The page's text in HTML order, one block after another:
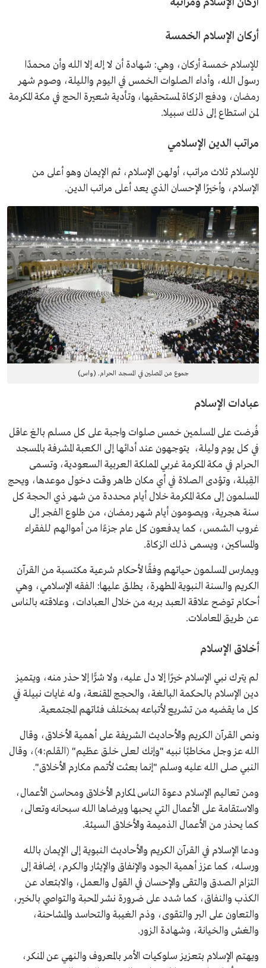
أركان الإسلام الخمسة
للإسلام خمسة أركان، وهي: شهادة أن لا إله إلا الله وأن محمدًا
رسول الله، وأداء الصلوات الخمس في اليوم والليلة، وصوم شهر
رمضان، ودفع الزكاة لمستحقيها، وتأدية شعيرة الحج في مكة المكرمة
لمن استطاع إلى ذلك سبيلا.
مراتب الدين الإسلامي
للإسلام ثلاث مراتب، أولهن الإسلام، ثم الإيمان وهو أعلى من
الإسلام، وأخيرًا الإحسان الذي يعد أعلى مراتب الدين.
جموع من المصلين في المسجد الحرام. (واس)
عبادات الإسلام
فُرضت على المسلمين خمس صلوات واجبة على كل مسلم بالغ عاقل
في كل يوم وليلة، يتوجهون عند أدائها إلى الكعبة المشرفة بالمسجد
الحرام في مكة المكرمة غربي المملكة العربية السعودية، وتسمى
القِبلة، وتؤدى الصلاة في أي مكان طاهر وقت دخول موعدها، ويحج
المسلمون إلى مكة المكرمة خلال أيام محددة من شهر ذي الحجة كل
سنة هجرية، ويصومون أيام شهر رمضان، من طلوع الفجر إلى
غروب الشمس، كما يدفعون كل عام جزءًا من أموالهم للفقراء
والمساكين، ويسمى ذلك الزكاة.
ويمارس المسلمون حياتهم وفقًا لأحكام شرعية مكتسبة من القرآن
الكريم والسنة النبوية المطهرة، يطلق عليها: الفقه الإسلامي، وهي
أحكام توضح علاقة العبد بربه من خلال العبادات، وعلاقته بالناس
عن طريق المعاملات.
أخلاق الإسلام
لم يترك نبي الإسلام خيرًا إلا دل عليه، ولا شرًّا إلا حذر منه، ويتميز
دين الإسلام بالحكمة البالغة، والحجج المقنعة، وله غايات نبيلة في
كل ما يقضيه من تشريع لأتباعه بمختلف فئاتهم المجتمعية.
ونص القرآن الكريم والأحاديث الشريفة على أهمية الأخلاق، وقال
الله عز وجل مخاطبًا نبيه "وإنك لعلى خلق عظيم" (القلم:4)، وقال
النبي صلى الله عليه وسلم "إنما بعثت لأتمم مكارم الأخلاق".
ومن تعاليم الإسلام دعوة الناس لمكارم الأخلاق ومحاسن الأعمال،
والاستقامة على الأعمال التي يحبها ويرضاها الله سبحانه وتعالى،
كما يحذر من الأعمال الذميمة والأخلاق السيئة.
ودعا الإسلام في القرآن الكريم والأحاديث النبوية إلى الإيمان بالله
ورسله، كما عزز أهمية الجود والإنفاق والإيثار والكرم، إضافة إلى
التزام الصدق والتقى والإحسان في القول والعمل، والابتعاد عن
الكذب والنفاق، كما شدد على ضرورة نشر المحبة والتواصي بالخير،
والتعاون على البر والتقوى، وذم الغيبة والتحاسد والمشاحنة،
والغش والخيانة، وشهادة الزور.
ويهتم الإسلام بتعزيز سلوكيات الأمر بالمعروف والنهي عن المنكر،